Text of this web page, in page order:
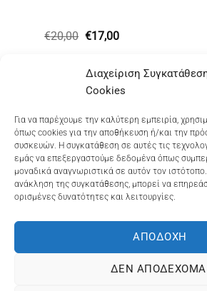
Διαχείριση
Cookies
Για να παρέχουμε την καλύτερη εμπειρία,
όπως cookies για την αποθήκευση ή/και την
συσκευών. Η συγκατάθεση σε αυτές τις
εμάς να επεξεργαστούμε δεδομένα όπως
μοναδικά αναγνωριστικά σε αυτόν τον
ανάκληση της συγκατάθεσης, μπορεί να
ορισμένες δυνατότητες και λειτουργίες.
ΑΠΟΔΟΧΉ
ΔΕΝ ΑΠΟΔΈΧΟΜΑΙ
€20,00 Original
price
€20,00.
€17,00Η
είναι:
€17,00.
Dioni Hair Care,
91906
Dioni Hair Spa, Κ. Σφακιανάκη 5,
On
ΤΡΟΠΟΙ ΠΛΗΡΩΜΗΣ
ΠΟΛΙΤΙΚΉ ΑΠΟΡΡΉΤΟΥ –